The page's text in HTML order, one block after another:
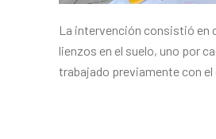
La intervención consistió en
lienzos en el suelo, uno por
trabajado previamente con el